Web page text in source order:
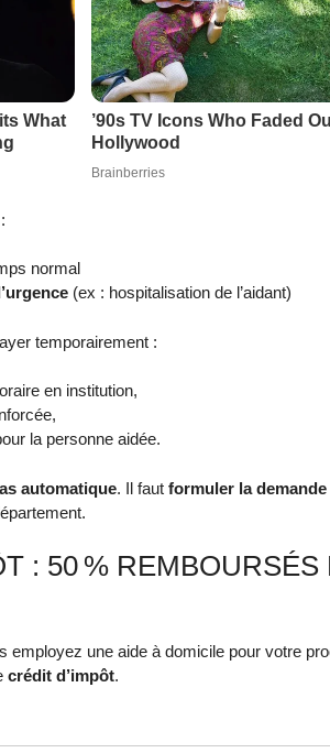
normal
(ex : hospitalisation de l’aidant)
temporairement :
en institution,
la personne aidée.
automatique. Il faut formuler la
: 50 % REMBOURSÉS
employez une aide à domicile pour votre
crédit d’impôt.